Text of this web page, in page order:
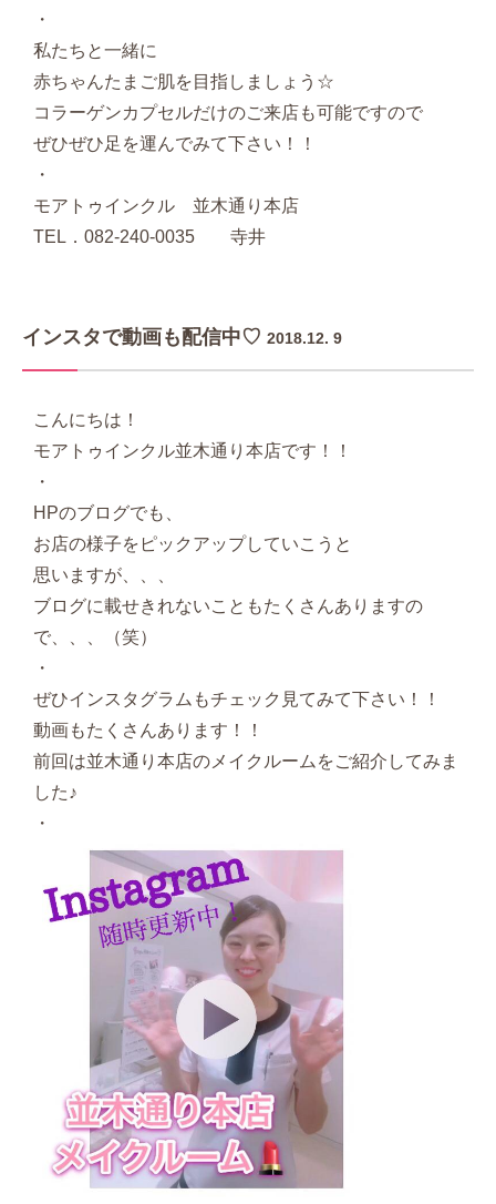
・
私たちと一緒に
赤ちゃんたまご肌を目指しましょう☆
コラーゲンカプセルだけのご来店も可能ですので
ぜひぜひ足を運んでみて下さい！！
・
モアトゥインクル 並木通り本店
TEL．082-240-0035 寺井
インスタで動画も配信中♡ 2018.12. 9
こんにちは！
モアトゥインクル並木通り本店です！！
・
HPのブログでも、
お店の様子をピックアップしていこうと
思いますが、、、
ブログに載せきれないこともたくさんありますの
で、、、（笑）
・
ぜひインスタグラムもチェック見てみて下さい！！
動画もたくさんあります！！
前回は並木通り本店のメイクルームをご紹介してみま
した♪
・